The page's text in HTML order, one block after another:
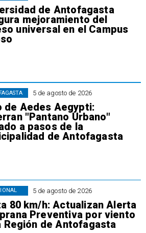
de Antofagasta
mejoramiento del
universal en el Campus
5 de agosto de 2026
de Aedes Aegypti:
"Pantano Urbano"
a pasos de la
de Antofagasta
5 de agosto de 2026
80 km/h: Actualizan Alerta
Preventiva por viento
Región de Antofagasta